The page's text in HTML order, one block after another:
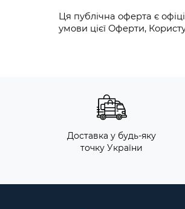
Ця публічна оферта є
умови цієї Оферти,
Доставка у будь-яку
точку України